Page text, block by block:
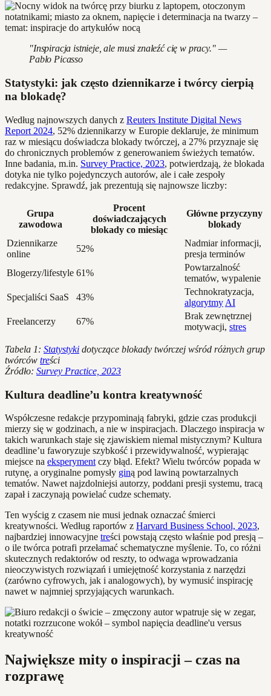
"Inspiracja istnieje, ale musi znaleźć cię w pracy." —
Pablo Picasso
Statystyki: jak często dziennikarze i twórcy cierpią
na blokadę?
Według najnowszych danych z Reuters Institute Digital News
Report 2024, 52% dziennikarzy w Europie deklaruje, że minimum
raz w miesiącu doświadcza blokady twórczej, a 27% przyznaje się
do chronicznych problemów z generowaniem świeżych tematów.
Inne badania, m.in. Survey Practice, 2023, potwierdzają, że blokada
dotyka nie tylko pojedynczych autorów, ale i całe zespoły
redakcyjne. Sprawdź, jak prezentują się najnowsze liczby:
Grupa
zawodowa
Procent
doświadczających
blokady co miesiąc
Główne przyczyny
blokady
Dziennikarze
online
52%
Nadmiar informacji,
presja terminów
Blogerzy/lifestyle 61%
Powtarzalność
tematów, wypalenie
Specjaliści SaaS
43%
Technokratyzacja,
algorytmy AI
Freelancerzy
67%
Brak zewnętrznej
motywacji, stres
Tabela 1: Statystyki dotyczące blokady twórczej wśród różnych grup
twórców treści
Źródło: Survey Practice, 2023
Kultura deadline’u kontra kreatywność
Współczesne redakcje przypominają fabryki, gdzie czas produkcji
mierzy się w godzinach, a nie w inspiracjach. Dlaczego inspiracja w
takich warunkach staje się zjawiskiem niemal mistycznym? Kultura
deadline’u faworyzuje szybkość i przewidywalność, wypierając
miejsce na eksperyment czy błąd. Efekt? Wielu twórców popada w
rutynę, a oryginalne pomysły giną pod lawiną powtarzalnych
tematów. Nawet najzdolniejsi autorzy, poddani presji systemu, tracą
zapał i zaczynają powielać cudze schematy.
Ten wyścig z czasem nie musi jednak oznaczać śmierci
kreatywności. Według raportów z Harvard Business School, 2023,
najbardziej innowacyjne treści powstają często właśnie pod presją –
o ile twórca potrafi przełamać schematyczne myślenie. To, co różni
skutecznych redaktorów od reszty, to odwaga wprowadzania
nieoczywistych rozwiązań i umiejętność korzystania z narzędzi
(zarówno cyfrowych, jak i analogowych), by wymusić inspirację
nawet w najmniej sprzyjających warunkach.
Największe mity o inspiracji – czas na
rozprawę